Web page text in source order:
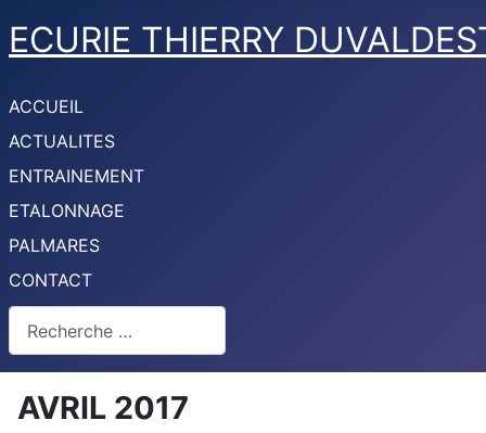
ECURIE THIERRY
ACCUEIL
ACTUALITES
ENTRAINEMENT
ETALONNAGE
PALMARES
CONTACT
AVRIL 2017